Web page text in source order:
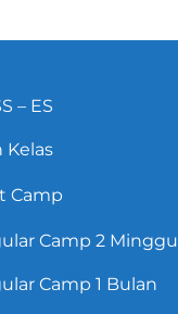
– ES
Kelas
Camp
Camp 2 Minggu
Camp 1 Bulan